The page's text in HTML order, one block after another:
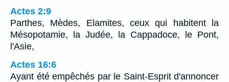
Actes 2:9
Parthes, Mèdes, Elamites, ceux qui habitent la
Mésopotamie, la Judée, la Cappadoce, le Pont,
l'Asie,
Actes 16:6
Ayant été empêchés par le Saint-Esprit d'annoncer